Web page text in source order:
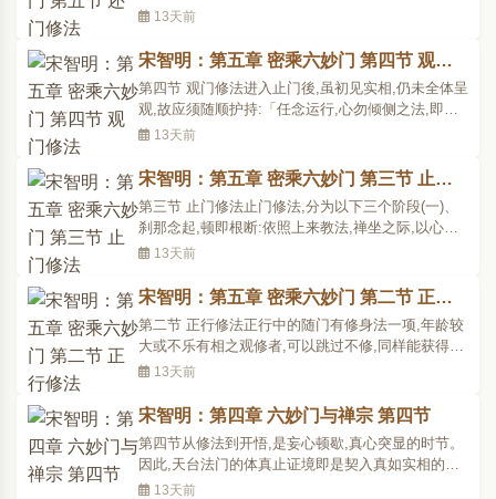
对待之境。所以行者应反照:行者依力观察,心不动时,
而动?动时,是否保护不动之静寂?保持不动之境时,是
否尚有所动?动是否异於不动?动(或念)之自性为何?
最..
13天前
宋智明：第五章 密乘六妙门 第四节 观门
修法
第四节 观门修法进入止门後,虽初见实相,仍未全体呈
观,故应须随顺护持:「任念运行,心勿倾侧之法,即置
念於度外,任其所之。既不为念所左右,亦不勉使断绝,
心臻清净,而系於一缘矣。」此後又觉:「念犹闪动,有
若流星。」应:「如前禅坐,相续安住寂静之境,名为
寂..
13天前
宋智明：第五章 密乘六妙门 第三节 止门
修法
第三节 止门修法止门修法,分为以下三个阶段(一)、
刹那念起,顿即根断:依照上来教法,禅坐之际,以心随
激荡而起念故,行者自觉百念丛生,连续不绝。既知一
念初起之时,应立即自根断绝,续住於定。此与天台法
门中的制心止相同。㈡、任念运行,不生分别:禅定时,
力..
13天前
宋智明：第五章 密乘六妙门 第二节 正行
修法
第二节 正行修法正行中的随门有修身法一项,年龄较
大或不乐有相之观修者,可以跳过不修,同样能获得解
脱圣智。㈠、数门修法身心保持清净之时,应排除其
千六百次。可使行者获得善巧,以知每日出入息之次
数。一般行者可分为四段来修:l、从一至十;2、从一
至百;3..
13天前
宋智明：第四章 六妙门与禅宗 第四节
第四节从修法到开悟,是妄心顿歇,真心突显的时节。
因此,天台法门的体真止证境即是契入真如实相的自
性之止,这与禅宗的刹那开悟是相同的。无论是随
13天前